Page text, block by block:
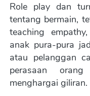
Role play dan
tentang bermain,
teaching
anak pura-pura
atau pelanggan
perasaan
menghargai giliran.